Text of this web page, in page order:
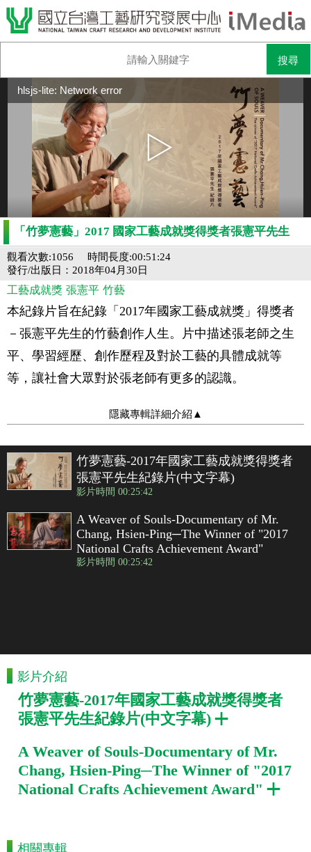
hlsjs-lite: Network error
「竹夢憲藝」2017 國家工藝成就獎得獎者張憲平先生
時間長度:00:51:24
觀看次數:1056
發行/出版日：2018年04月30日
工藝成就獎 張憲平 竹藝
本紀錄片旨在紀錄「2017年國家工藝成就獎」得獎者
－張憲平先生的竹藝創作人生。片中描述張老師之生
平、學習經歷、創作歷程及對於工藝的具體成就等
等，讓社會大眾對於張老師有更多的認識。
隱藏專輯詳細介紹 ▲
竹夢憲藝-2017年國家工藝成就獎得獎者
張憲平先生紀錄片(中文字幕)
影片時間 00:25:42
A Weaver of Souls-Documentary of Mr.
Chang, Hsien-Ping─The Winner of "2017
National Crafts Achievement Award"
影片時間 00:25:42
影片介紹
竹夢憲藝-2017年國家工藝成就獎得獎者
張憲平先生紀錄片(中文字幕)
A Weaver of Souls-Documentary of Mr.
Chang, Hsien-Ping─The Winner of "2017
National Crafts Achievement Award"
相關專輯